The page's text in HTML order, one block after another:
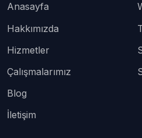
Anasayfa
Hakkımızda
Hizmetler
Çalışmalarımız
Blog
İletişim